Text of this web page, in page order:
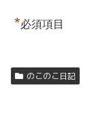
*必須項目
のこのこ日記